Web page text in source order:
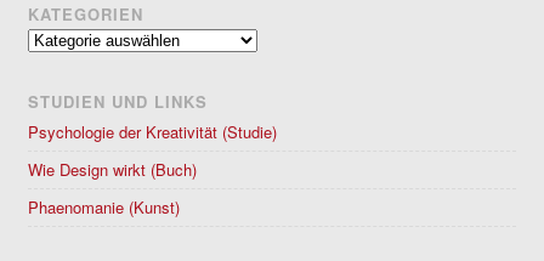
KATEGORIEN
Kategorien
STUDIEN UND LINKS
Psychologie der Kreativität (Studie)
Wie Design wirkt (Buch)
Phaenomanie (Kunst)